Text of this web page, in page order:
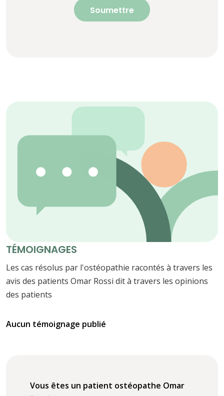
Soumettre
TÉMOIGNAGES
Les cas résolus par l'ostéopathie racontés à travers les
avis des patients Omar Rossi dit à travers les opinions
des patients
Aucun témoignage publié
Vous êtes un patient ostéopathe Omar